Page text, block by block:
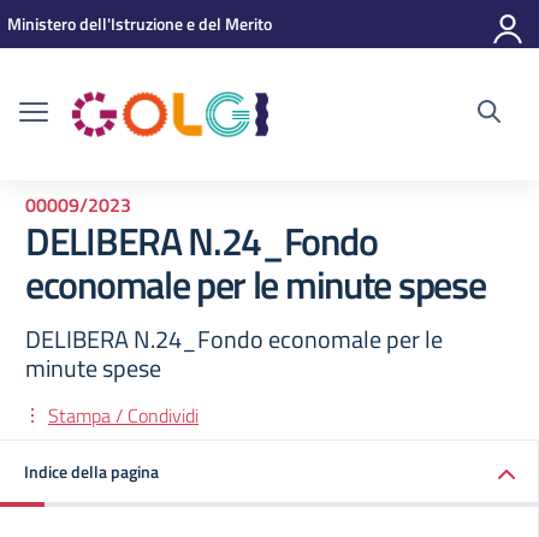
Vai ai contenuti
Vai al menu di navigazione
Vai al footer
Ministero dell'Istruzione e del Merito
00009/2023
DELIBERA N.24_Fondo
economale per le minute spese
DELIBERA N.24_Fondo economale per le
minute spese
Stampa / Condividi
Indice della pagina